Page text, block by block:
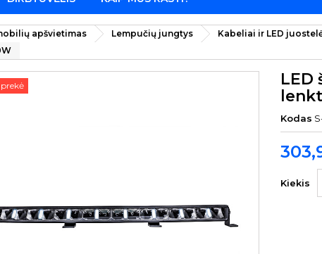
apšvietimas Lempučių jungtys
Kabeliai ir LED
LED
Kodas
Kiekis